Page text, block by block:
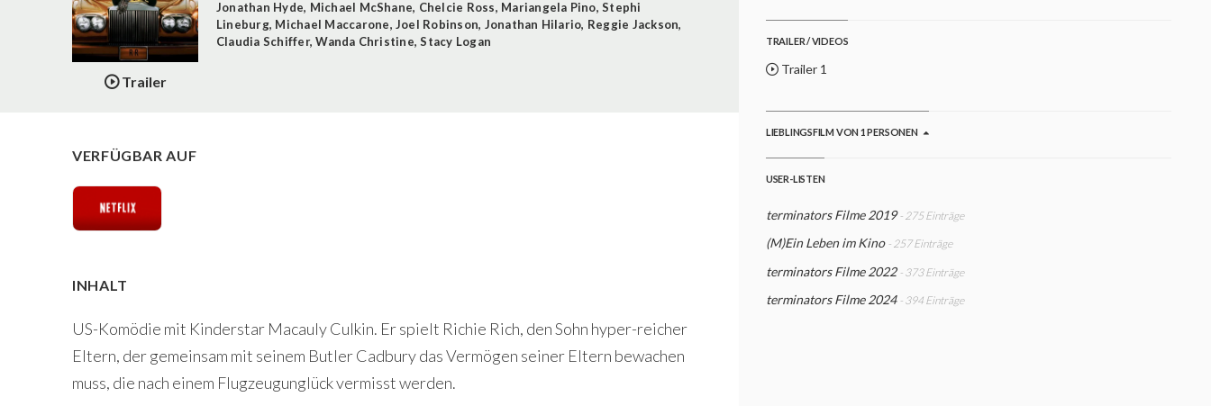
Trailer
Jonathan Hyde, Michael McShane, Chelcie Ross, Mariangela Pino,Stephi
Lineburg, Michael Maccarone, Joel Robinson, Jonathan Hilario, Reggie Jackson,
Claudia Schiffer,Wanda Christine,Stacy Logan
VERFÜGBAR AUF
INHALT
US-Komödie mit Kinderstar Macauly Culkin. Er spielt Richie Rich, den Sohn hyper-reicher
Eltern, der gemeinsam mit seinem Butler Cadbury das Vermögen seiner Eltern bewachen
muss, die nach einem Flugzeugunglück vermisst werden.
TRAILER / VIDEOS
Trailer 1
LIEBLINGSFILM VON 1 PERSONEN
USER-LISTEN
terminators Filme 2019 - 275 Einträge
(M)Ein Leben im Kino - 257 Einträge
terminators Filme 2022 - 373 Einträge
terminators Filme 2024 - 394 Einträge